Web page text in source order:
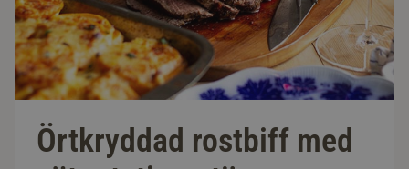
Örtkryddad rostbiff med